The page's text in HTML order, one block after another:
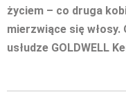
życiem – co druga
mierzwiące się
usłudze GOLDWELL